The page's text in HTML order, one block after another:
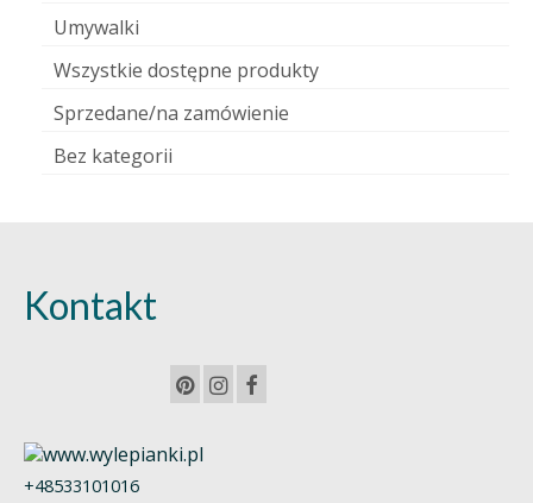
Umywalki
Wszystkie dostępne produkty
Sprzedane/na zamówienie
Bez kategorii
Kontakt
+48533101016